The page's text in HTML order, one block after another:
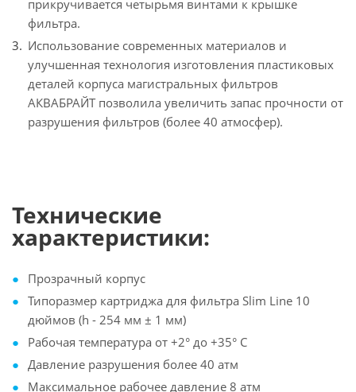
прикручивается четырьмя винтами к крышке
фильтра.
Использование современных материалов и
улучшенная технология изготовления пластиковых
деталей корпуса магистральных фильтров
АКВАБРАЙТ позволила увеличить запас прочности от
разрушения фильтров (более 40 атмосфер).
Технические
характеристики:
Прозрачный корпус
Типоразмер картриджа для фильтра Slim Line 10
дюймов (h - 254 мм ± 1 мм)
Рабочая температура от +2° до +35° С
Давление разрушения более 40 атм
Максимальное рабочее давление 8 атм